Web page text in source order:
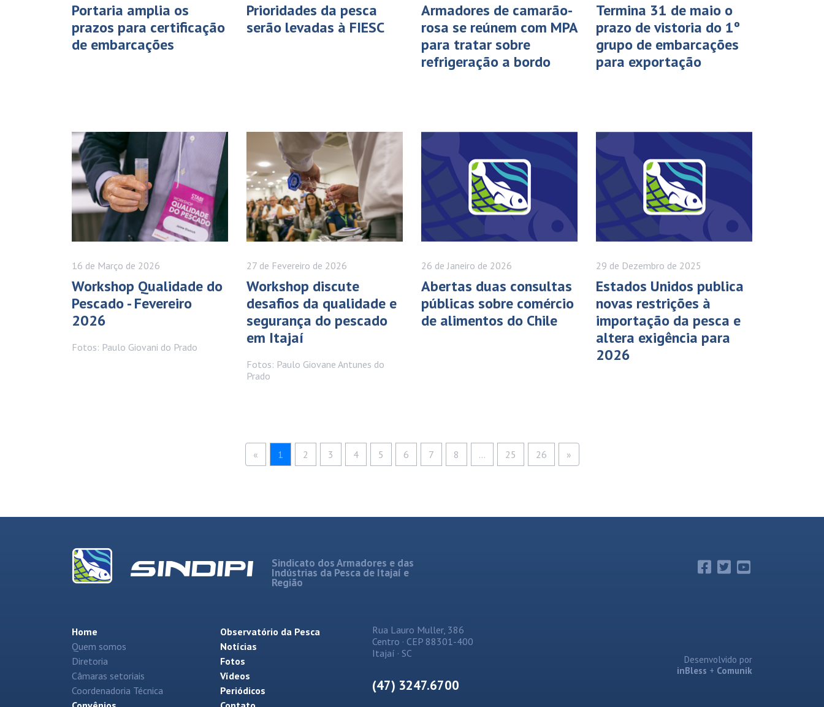
Portaria amplia os
prazos para certificação
de embarcações
Prioridades da pesca
serão levadas à FIESC
Armadores de camarão-
rosa se reúnem com MPA
para tratar sobre
refrigeração a bordo
Termina 31 de maio o
prazo de vistoria do 1º
grupo de embarcações
para exportação
16 de Março de 2026
Workshop Qualidade do
Pescado - Fevereiro
2026
Fotos: Paulo Giovani do Prado
27 de Fevereiro de 2026
Workshop discute
desafios da qualidade e
segurança do pescado
em Itajaí
Fotos: Paulo Giovane Antunes do
Prado
26 de Janeiro de 2026
Abertas duas consultas
públicas sobre comércio
de alimentos do Chile
29 de Dezembro de 2025
Estados Unidos publica
novas restrições à
importação da pesca e
altera exigência para
2026
« 1 2 3 4 5 6 7 8 ... 25 26 »
Sindicato dos Armadores e das
Indústrias da Pesca de Itajaí e
Região
Home
Quem somos
Diretoria
Câmaras setoriais
Coordenadoria Técnica
Observatório da Pesca
Notícias
Fotos
Vídeos
Periódicos
Rua Lauro Muller, 386
Centro · CEP 88301-400
Itajaí · SC
(47) 3247.6700
Desenvolvido por
inBless + Comunik